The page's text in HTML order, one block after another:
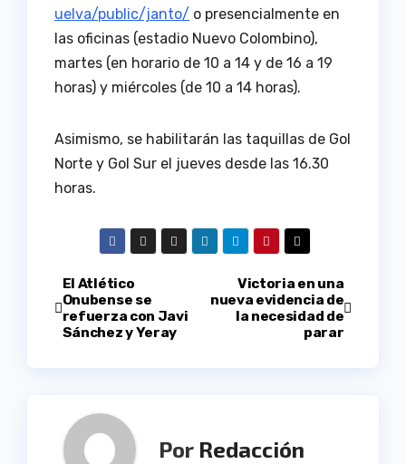
uelva/public/janto/ o presencialmente en
las oficinas (estadio Nuevo Colombino),
martes (en horario de 10 a 14 y de 16 a 19
horas) y miércoles (de 10 a 14 horas).
Asimismo, se habilitarán las taquillas de Gol
Norte y Gol Sur el jueves desde las 16.30
horas.
Navegación
de
Victoria en una
nueva evidencia de
la necesidad de
parar
El Atlético
Onubense se
refuerza con Javi
Sánchez y Yeray
Por Redacción